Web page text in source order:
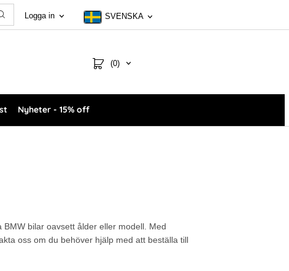
Logga in SVENSKA
(0)
Nyheter - 15% off
bilar oavsett ålder eller modell. Med
oss om du behöver hjälp med att beställa till